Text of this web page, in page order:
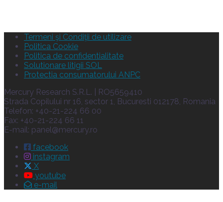
Termeni şi Condiţii de utilizare
Politica Cookie
Politica de confidentialitate
Solutionare litigii SOL
Protectia consumatorului ANPC
Mercury Research S.R.L. | RO5659410
Strada Copilului nr 16, sector 1, Bucuresti 012178, Romania
Telefon: +40-21-224 66 00
Fax: +40-21-224 66 11
E-mail: panel@mercury.ro
facebook
instagram
X
youtube
e-mail